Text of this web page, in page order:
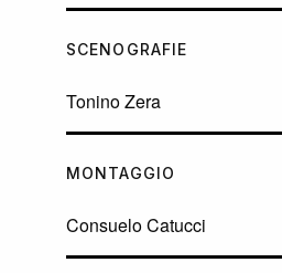
SCENOGRAFIE
Tonino Zera
MONTAGGIO
Consuelo Catucci